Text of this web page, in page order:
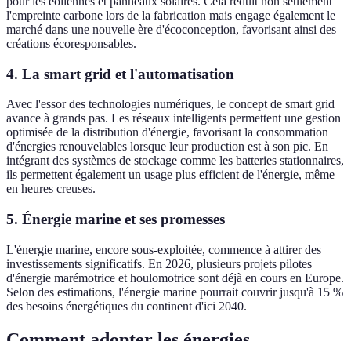
l'empreinte carbone lors de la fabrication mais engage également le
marché dans une nouvelle ère d'écoconception, favorisant ainsi des
créations écoresponsables.
4. La smart grid et l'automatisation
Avec l'essor des technologies numériques, le concept de smart grid
avance à grands pas. Les réseaux intelligents permettent une gestion
optimisée de la distribution d'énergie, favorisant la consommation
d'énergies renouvelables lorsque leur production est à son pic. En
intégrant des systèmes de stockage comme les batteries stationnaires,
ils permettent également un usage plus efficient de l'énergie, même
en heures creuses.
5. Énergie marine et ses promesses
L'énergie marine, encore sous-exploitée, commence à attirer des
investissements significatifs. En 2026, plusieurs projets pilotes
d'énergie marémotrice et houlomotrice sont déjà en cours en Europe.
Selon des estimations, l'énergie marine pourrait couvrir jusqu'à 15 %
des besoins énergétiques du continent d'ici 2040.